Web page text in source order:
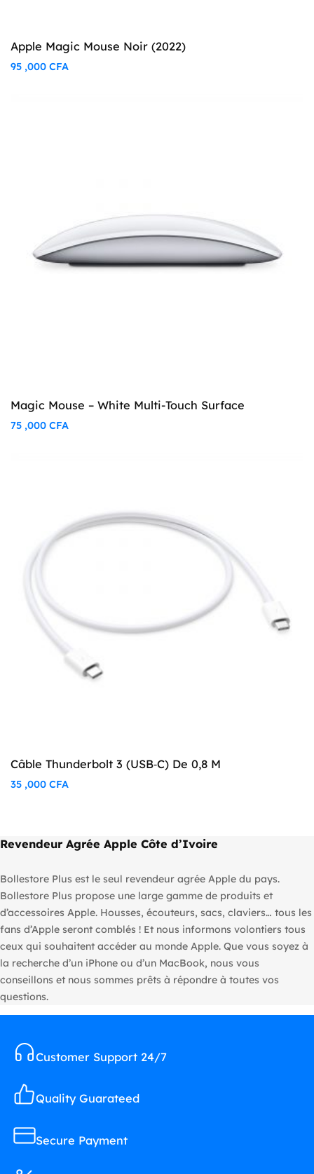
Apple Magic Mouse Noir (2022)
95 ,000 CFA
Magic Mouse – White Multi-Touch Surface
75 ,000 CFA
Câble Thunderbolt 3 (USB‑C) De 0,8 M
35 ,000 CFA
Revendeur Agrée Apple Côte d’Ivoire
Bollestore Plus est le seul revendeur agrée Apple du pays.
Bollestore Plus propose une large gamme de produits et
d’accessoires Apple. Housses, écouteurs, sacs, claviers… tous les
fans d’Apple seront comblés ! Et nous informons volontiers tous
ceux qui souhaitent accéder au monde Apple. Que vous soyez à
la recherche d’un iPhone ou d’un MacBook, nous vous
conseillons et nous sommes prêts à répondre à toutes vos
questions.
Customer Support 24/7
Quality Guarateed
Secure Payment